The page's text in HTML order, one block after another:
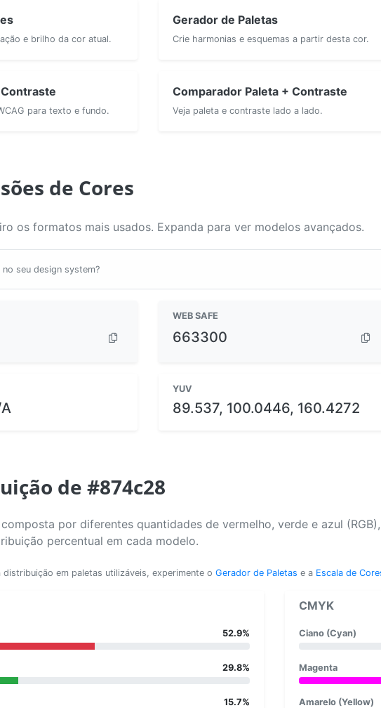
e brilho da cor atual.
Gerador de Paletas
Crie harmonias e esquemas a partir desta cor.
para texto e fundo.
Comparador Paleta + Contraste
Veja paleta e contraste lado a lado.
de Cores
os formatos mais usados. Expanda para ver modelos avançados.
seu design system?
WEB SAFE
663300
YUV
89.537, 100.0446, 160.4272
de #874c28
por diferentes quantidades de vermelho, verde e azul
percentual em cada modelo.
distribuição em paletas utilizáveis, experimente o Gerador de Paletas e a Escala de
52.9%
29.8%
15.7%
CMYK
Ciano (Cyan)
Magenta
Amarelo (Yellow)